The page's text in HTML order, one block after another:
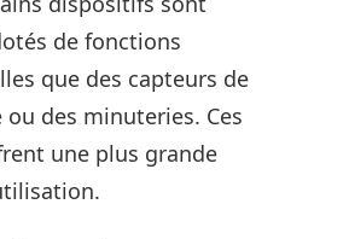
de fonctions
que des capteurs de
des minuteries. Ces
une plus grande